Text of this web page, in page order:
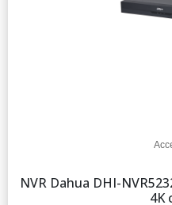
NVR Dahua DHI-
4K